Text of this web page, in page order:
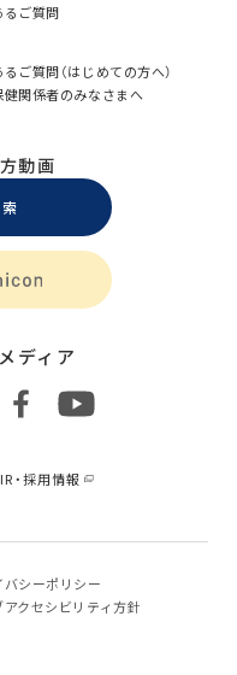
るご質問
ご質問（はじめての方へ）
健関係者のみなさまへ
動画
ディア
・採用情報
バシーポリシー
アクセシビリティ方針